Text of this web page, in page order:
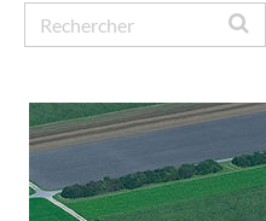
a
m
p